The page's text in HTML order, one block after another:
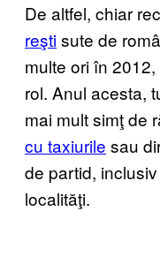
De altfel, chiar
reştisute de
multe ori în
rol. Anul acesta,
mai mult simţ de
cu taxiurile sau
de partid,
localităţi.